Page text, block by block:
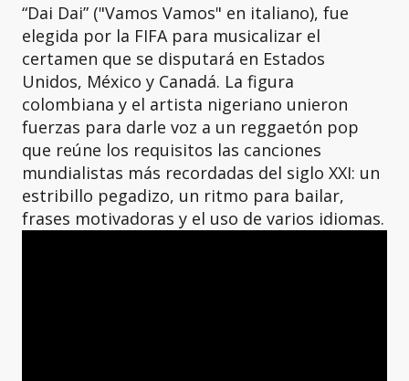
“Dai Dai” ("Vamos Vamos" en italiano), fue
elegida por la FIFA para musicalizar el
certamen que se disputará en Estados
Unidos, México y Canadá. La figura
colombiana y el artista nigeriano unieron
fuerzas para darle voz a un reggaetón pop
que reúne los requisitos las canciones
mundialistas más recordadas del siglo XXI: un
estribillo pegadizo, un ritmo para bailar,
frases motivadoras y el uso de varios idiomas.